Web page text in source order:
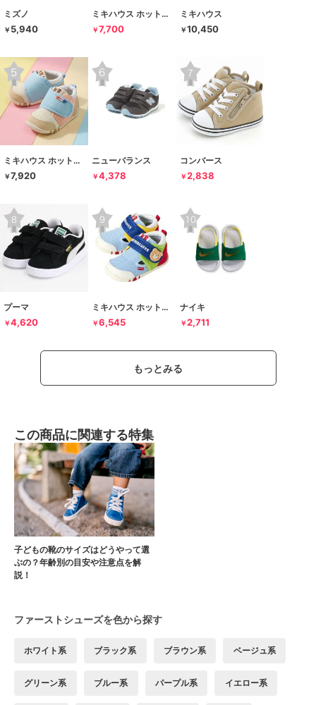
ミズノ
￥ 5,940
ミキハウス ホットビスケッツ
￥7,700
ミキハウス
￥10,450
ミキハウス ホットビスケッツ
￥7,920
ニューバランス
￥4,378
コンバース
￥2,838
プーマ
￥4,620
ミキハウス ホットビスケッツ
￥6,545
ナイキ
￥2,711
もっとみる
この商品に関連する特集
子どもの靴のサイズはどうやって選
ぶの？年齢別の目安や注意点を解
説！
ファーストシューズを色から探す
ホワイト系 ブラック系 ブラウン系 ベージュ系
グリーン系 ブルー系 パープル系 イエロー系